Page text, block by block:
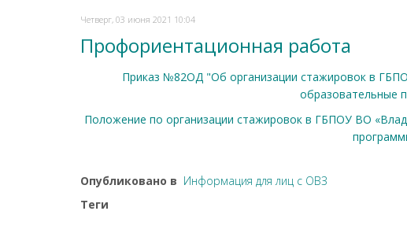
Четверг, 03 июня 2021 10:04
Профориентационная работа
Приказ №82ОД "Об организации стажировок в
образовательные
Положение по организации стажировок в ГБПОУ ВО
Опубликовано в Информация для лиц с ОВЗ
Теги